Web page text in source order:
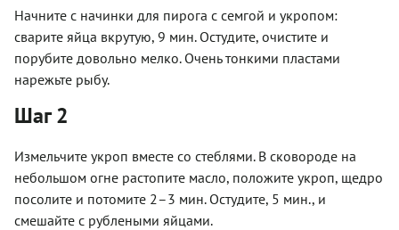
Начните с начинки для пирога с семгой и укропом:
сварите яйца вкрутую, 9 мин. Остудите, очистите и
порубите довольно мелко. Очень тонкими пластами
нарежьте рыбу.
Шаг 2
Измельчите укроп вместе со стеблями. В сковороде на
небольшом огне растопите масло, положите укроп, щедро
посолите и потомите 2–3 мин. Остудите, 5 мин., и
смешайте с рублеными яйцами.